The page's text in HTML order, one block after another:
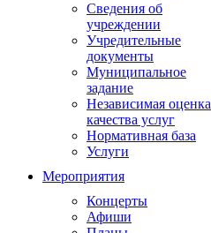
Сведения об
учреждении
Учредительные
документы
Муниципальное
задание
Независимая оценка
качества услуг
Нормативная база
Услуги
Мероприятия
Концерты
Афиши